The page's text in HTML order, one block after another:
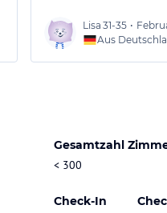
Lisa 31-35 •
Aus
Gesamtzahl
< 300
Check-In